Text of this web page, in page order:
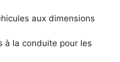
aux dimensions
à la conduite pour les